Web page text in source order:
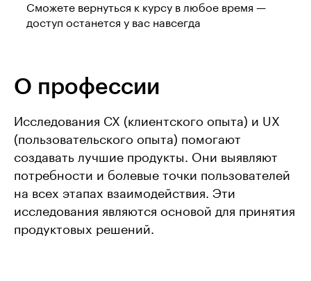
Сможете вернуться к курсу в любое время —
доступ останется у вас навсегда
О профессии
Исследования CX (клиентского опыта) и UX
(пользовательского опыта) помогают
создавать лучшие продукты. Они выявляют
потребности и болевые точки пользователей
на всех этапах взаимодействия. Эти
исследования являются основой для принятия
продуктовых решений.